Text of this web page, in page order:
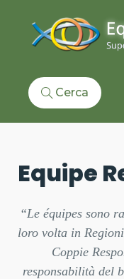
Cerca
Equipe
“Le équipes sono
loro volta in
Coppie
responsabilità del